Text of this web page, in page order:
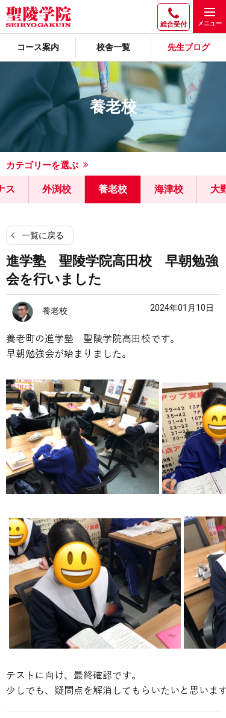
総合受付
コース案内 校舎一覧 先生ブログ
養老校
カテゴリーを選ぶ
ス 外渕校 養老校 海津校 大
一覧に戻る
進学塾 聖陵学院高田校 早朝勉強
会を行いました
養老校 2024年01月10日
養老町の進学塾　聖陵学院高田校です。
テストに向け、最終確認です。
少しでも、疑問点を解消してもらいたいと思います